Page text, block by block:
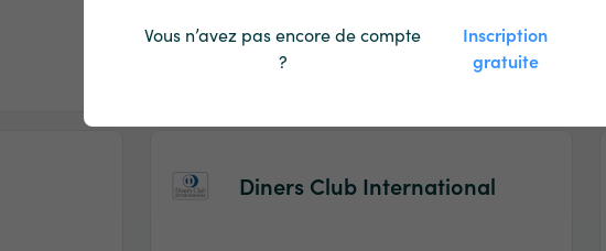
Vous n’avez pas encore de compte
?
Inscription
gratuite
Diners Club International